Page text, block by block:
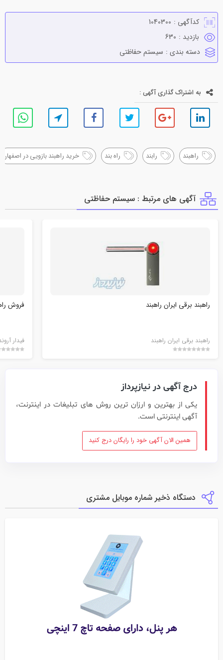
کدآگهی : 1040300
بازدید : 630
دسته بندی : سيستم حفاظتي
به اشتراک گذاری آگهی :
راهبند رابند راه بند خرید راهبند بازویی در اصفهان
آگهی های مرتبط : سيستم حفاظتي
راهبند برقی ایران راهبند
راهبند برقی ایران راهبند
فروش
فیدار
درج آگهی در نیازپرداز
یکی از بهترین و ارزان ترین روش های تبلیغات در اینترنت،
آگهی اینترنتی است.
همین الان آگهی خود را رایگان درج کنید
دستگاه ذخیر شماره موبایل مشتری